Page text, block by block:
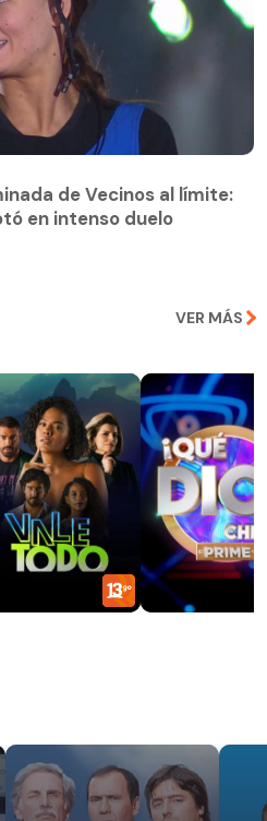
en intenso duelo
de Vecinos al límite:
en intenso duelo
VER MÁS